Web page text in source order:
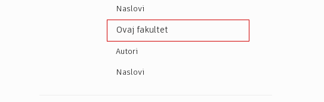
Naslovi
Ovaj fakultet
Autori
Naslovi